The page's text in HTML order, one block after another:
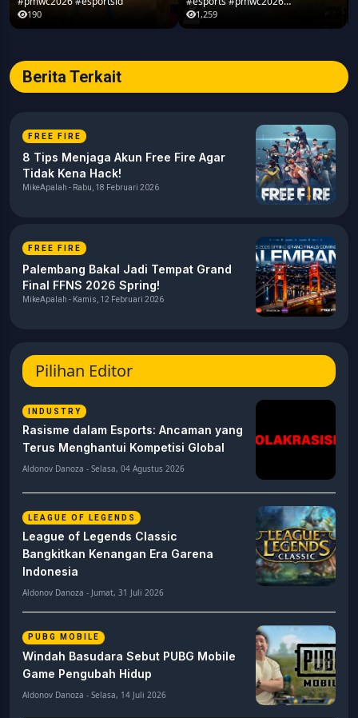
190
#pubgmobile #teamrrq
1,259
Berita Terkait
FREE FIRE
8 Tips Menjaga Akun Free Fire Agar
Tidak Kena Hack!
MikeApalah - Rabu, 18 Februari 2026
FREE FIRE
Palembang Bakal Jadi Tempat Grand
Final FFNS 2026 Spring!
MikeApalah - Kamis, 12 Februari 2026
Pilihan Editor
INDUSTRY
Rasisme dalam Esports: Ancaman yang
Terus Menghantui Kompetisi Global
Aldonov Danoza - Selasa, 04 Agustus 2026
LEAGUE OF LEGENDS
League of Legends Classic
Bangkitkan Kenangan Era Garena
Indonesia
Aldonov Danoza - Jumat, 31 Juli 2026
PUBG MOBILE
Windah Basudara Sebut PUBG Mobile
Game Pengubah Hidup
Aldonov Danoza - Selasa, 14 Juli 2026